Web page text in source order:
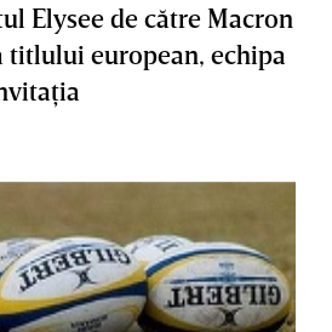
Elysee de către Macron
titlului european, echipa